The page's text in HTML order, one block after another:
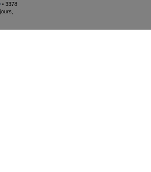
• 3378